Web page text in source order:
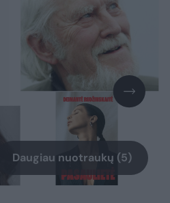
Daugiau nuotraukų (5)